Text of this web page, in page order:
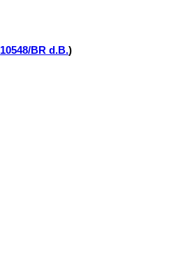
10548/BR d.B.)